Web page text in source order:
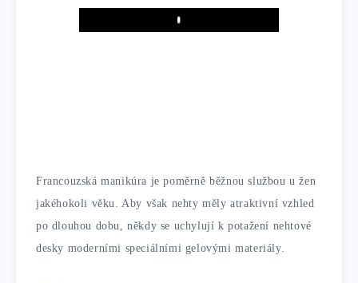
Play
Francouzská manikúra je poměrně běžnou službou u žen
jakéhokoli věku. Aby však nehty měly atraktivní vzhled
po dlouhou dobu, někdy se uchylují k potažení nehtové
desky moderními speciálními gelovými materiály.